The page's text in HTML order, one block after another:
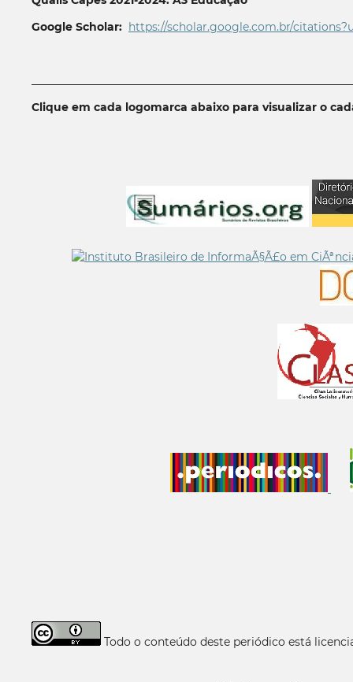
Google Scholar: https://scholar.google.com.br/
Clique em cada logomarca abaixo para visualizar o
Todo o conteúdo deste periódico está